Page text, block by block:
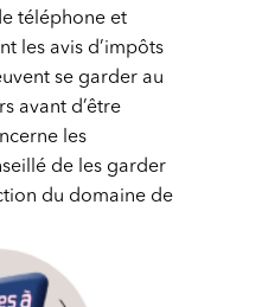
téléphone et
les avis d’impôts
se garder au
avant d’être
les
de les garder
du domaine de